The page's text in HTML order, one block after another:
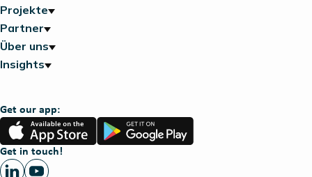
Projekte
Partner
Über uns
Insights
Get our app:
App
Store
Google
Play
Get in touch!